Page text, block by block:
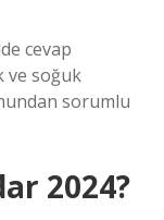
cevap
ve soğuk
sorumlu
2024?